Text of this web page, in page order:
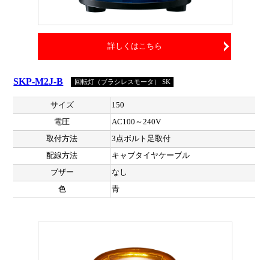
詳しくはこちら
SKP-M2J-B 回転灯（ブラシレスモータ） SK
サイズ
150
電圧
AC100～240V
取付方法
3点ボルト足取付
配線方法
キャブタイヤケーブル
ブザー
なし
色
青